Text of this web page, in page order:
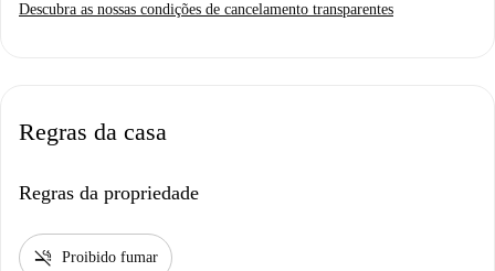
Descubra as nossas condições de cancelamento transparentes
Regras da casa
Regras da propriedade
smoke_free Proibido fumar